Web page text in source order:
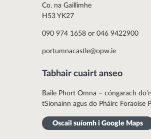
Co. na Gaillimhe
H53 YK27
090 974 1658 or 046 9422900
portumnacastle@opw.ie
Tabhair cuairt anseo
Baile Phort Omna – cóngarach
tSionainn agus do Pháirc Foraoise
Oscail suíomh i Google Maps